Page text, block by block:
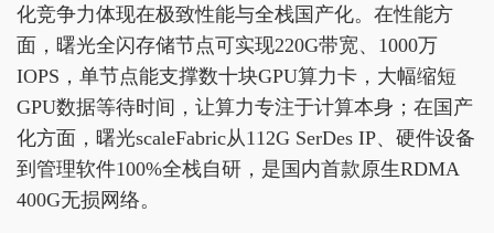
化竞争力体现在极致性能与全栈国产化。在性能方
面，曙光全闪存储节点可实现220G带宽、1000万
IOPS，单节点能支撑数十块GPU算力卡，大幅缩短
GPU数据等待时间，让算力专注于计算本身；在国产
化方面，曙光scaleFabric从112G SerDes IP、硬件设备
到管理软件100%全栈自研，是国内首款原生RDMA
400G无损网络。